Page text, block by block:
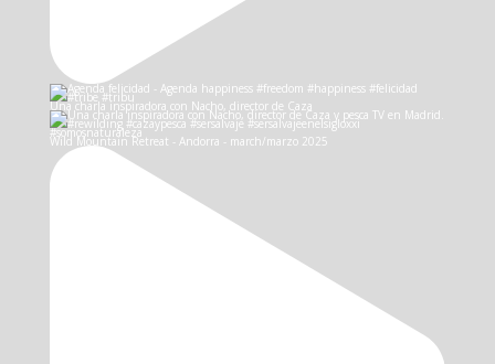
Una charla inspiradora con Nacho, director de Caza
Wild Mountain Retreat - Andorra - march/marzo 2025